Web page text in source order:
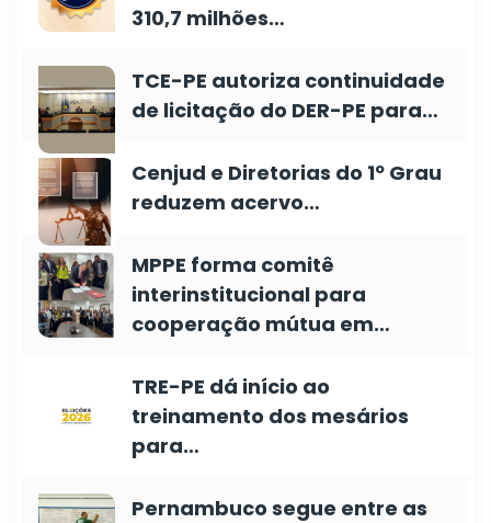
310,7 milhões…
TCE-PE autoriza continuidade
de licitação do DER-PE para…
Cenjud e Diretorias do 1º Grau
reduzem acervo…
MPPE forma comitê
interinstitucional para
cooperação mútua em…
TRE-PE dá início ao
treinamento dos mesários
para…
Pernambuco segue entre as